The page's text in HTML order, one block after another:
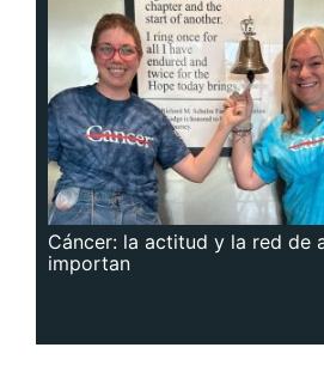
Cáncer: la actitud y la red de
importan